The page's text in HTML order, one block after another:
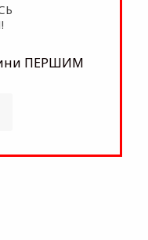
ПЕРШИМ